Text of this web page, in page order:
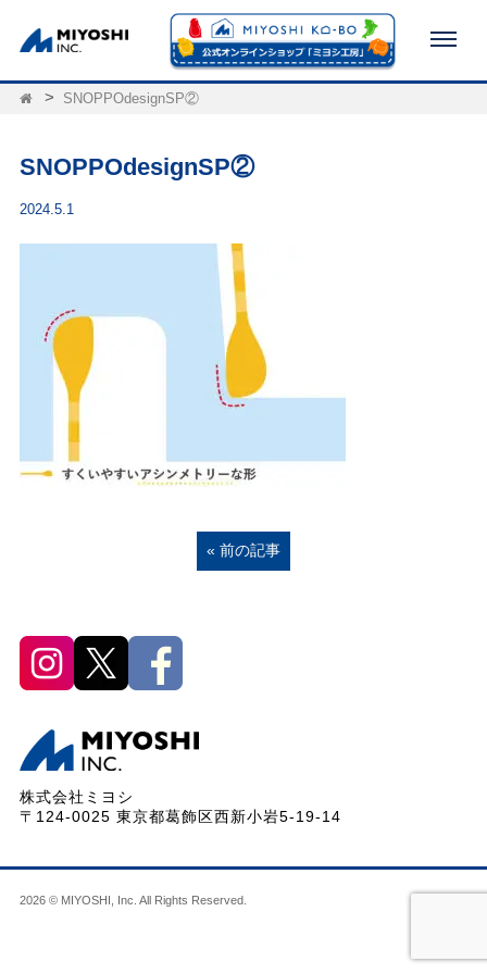
SNOPPOdesignSP②
SNOPPOdesignSP②
2024.5.1
« 前の記事
株式会社ミヨシ
〒124-0025 東京都葛飾区西新小岩5-19-14
2026 © MIYOSHI, Inc. All Rights Reserved.